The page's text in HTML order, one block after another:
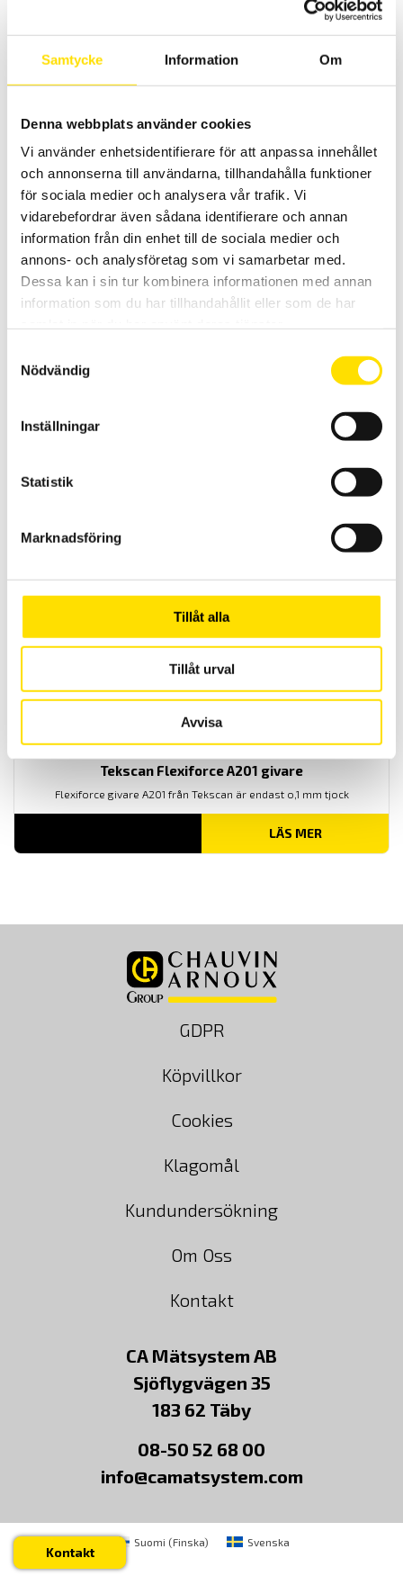
Samtycke Information Om
Denna webbplats använder cookies
Vi använder enhetsidentifierare för att anpassa innehållet
och annonserna till användarna, tillhandahålla funktioner
för sociala medier och analysera vår trafik. Vi
vidarebefordrar även sådana identifierare och annan
information från din enhet till de sociala medier och
annons- och analysföretag som vi samarbetar med.
Dessa kan i sin tur kombinera informationen med annan
information som du har tillhandahållit eller som de har
Nödvändig
Inställningar
Statistik
Marknadsföring
Tillåt alla
Tillåt urval
Avvisa
Flexiforce givare A401 från Tekscan är endast o,1 mm tjock
LÄS MER
Tekscan Flexiforce A502 givare
Flexiforce givare A502 från Tekscan är endast o,1 mm tjock
LÄS MER
Flexiforce givare HT201 från Tekscan är endast o,2 mm tjock och
klarar temperaturer upp till 200 grader
LÄS MER
Tekscan Flexiforce A201 givare
Flexiforce givare A201 från Tekscan är endast o,1 mm tjock
LÄS MER
GDPR
Köpvillkor
Cookies
Klagomål
Kundundersökning
Om Oss
Kontakt
CA Mätsystem AB
Sjöflygvägen 35
183 62 Täby
08-50 52 68 00
info@camatsystem.com
Kontakt
Suomi (Finska) Svenska